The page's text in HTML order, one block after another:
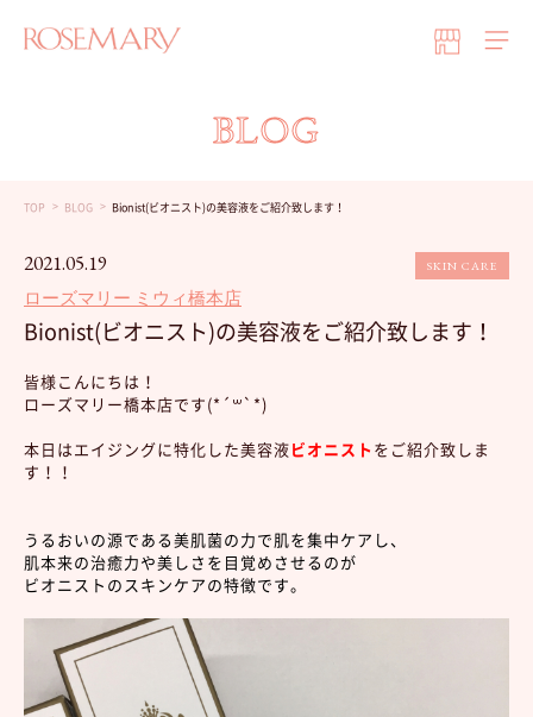
BLOG
TOP BLOG Bionist(ビオニスト)の美容液をご紹介致します！
2021.05.19
ローズマリー ミウィ橋本店
SKIN CARE
Bionist(ビオニスト)の美容液をご紹介致します！
皆様こんにちは！
ローズマリー橋本店です(*´꒳`*)
本日はエイジングに特化した美容液ビオニスト をご紹介致しま
す！！
うるおいの源である美肌菌の力で肌を集中ケアし、
肌本来の治癒力や美しさを目覚めさせるのが
ビオニストのスキンケアの特徴です。